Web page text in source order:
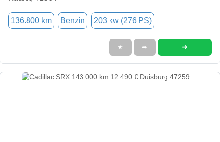
136.800 km Benzin 203 kw (276 PS)
★ ➦ ➜